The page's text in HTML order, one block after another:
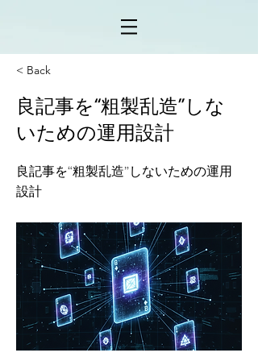
< Back
良記事を“粗製乱造”しな
いための運用設計
良記事を“粗製乱造”しないための運用
設計